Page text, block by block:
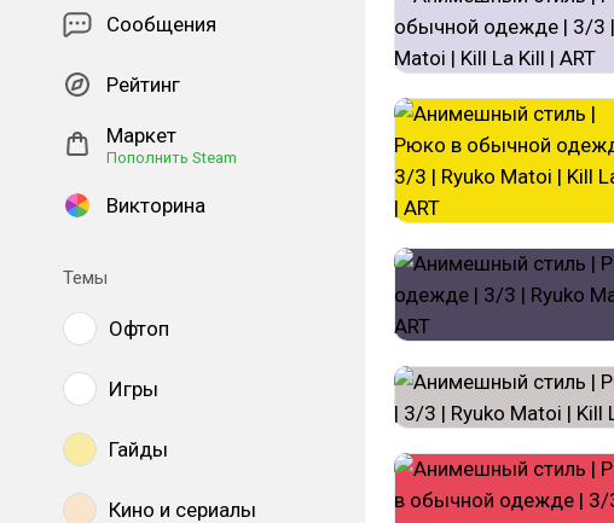
Сообщения
Рейтинг
Маркет
Пополнить Steam
Викторина
Темы
Офтоп
Игры
Гайды
Кино и сериалы